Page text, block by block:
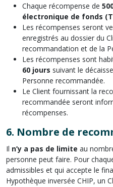
Chaque récompense de
électronique de fonds
Les récompenses seront
enregistrés au dossier du
recommandation et de la
Les récompenses sont
60 jours suivant le
Personne recommandée.
Le Client fournissant la
recommandée seront
récompenses.
6. Nombre de
Il n’y a pas de limite au
personne peut faire. Pour
admissibles et qui accepte le
Hypothèque inversée CHIP, un